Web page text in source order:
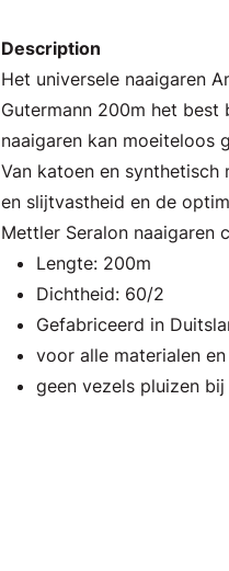
Description
Het universele naaigaren
Gutermann 200m het
naaigaren kan moeiteloos
Van katoen en
en slijtvastheid en de
Mettler Seralon naaigaren
Lengte: 200m
Dichtheid: 60/2
Gefabriceerd in
voor alle materialen
geen vezels pluizen